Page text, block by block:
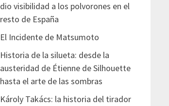
dio visibilidad a los polvorones en el
resto de España
El Incidente de Matsumoto
Historia de la silueta: desde la
austeridad de Étienne de Silhouette
hasta el arte de las sombras
Károly Takács: la historia del tirador